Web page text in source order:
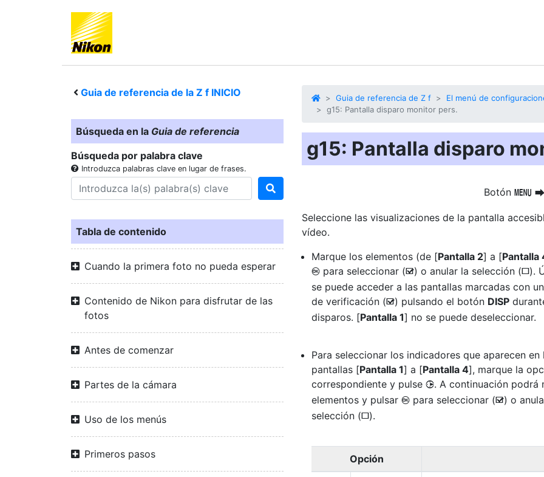
Guia de referencia de la Z f INICIO
Búsqueda en la Guia de referencia
Búsqueda por palabra clave
Introduzca palabras clave en lugar de frases.
Tabla de contenido
Cuando la primera foto no pueda esperar
Contenido de Nikon para disfrutar de las
fotos
Antes de comenzar
Partes de la cámara
Uso de los menús
Primeros pasos
Guia de referencia de Z f
El menú de
g15: Pantalla disparo monitor pers.
g15: Pantalla disparo
Botón G U
Seleccione las visualizaciones de la pantalla
vídeo.
Marque los elementos (de [Pantalla 2] a [Pantalla
J para seleccionar (M) o anular la selección (U).
se puede acceder a las pantallas marcadas con
de verificación (M) pulsando el botón DISP
disparos. [Pantalla 1] no se puede deseleccionar.
Para seleccionar los indicadores que aparecen en
pantallas [Pantalla 1] a [Pantalla 4], marque la
correspondiente y pulse 2. A continuación podrá
elementos y pulsar J para seleccionar (M) o
selección (U).
Opción